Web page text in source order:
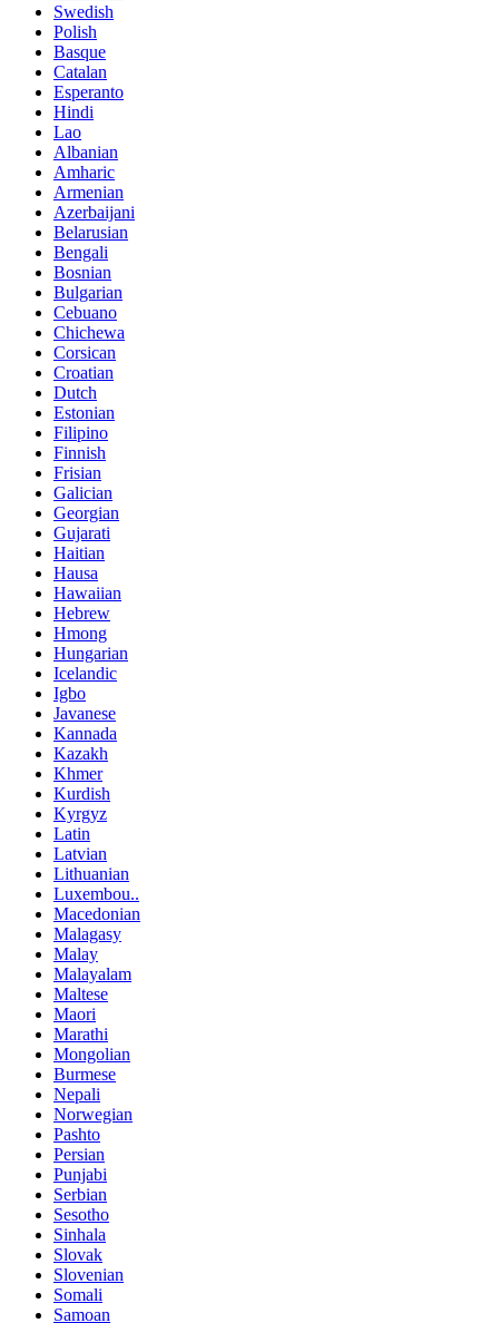
Swedish
Polish
Basque
Catalan
Esperanto
Hindi
Lao
Albanian
Amharic
Armenian
Azerbaijani
Belarusian
Bengali
Bosnian
Bulgarian
Cebuano
Chichewa
Corsican
Croatian
Dutch
Estonian
Filipino
Finnish
Frisian
Galician
Georgian
Gujarati
Haitian
Hausa
Hawaiian
Hebrew
Hmong
Hungarian
Icelandic
Igbo
Javanese
Kannada
Kazakh
Khmer
Kurdish
Kyrgyz
Latin
Latvian
Lithuanian
Luxembou..
Macedonian
Malagasy
Malay
Malayalam
Maltese
Maori
Marathi
Mongolian
Burmese
Nepali
Norwegian
Pashto
Persian
Punjabi
Serbian
Sesotho
Sinhala
Slovak
Slovenian
Somali
Samoan